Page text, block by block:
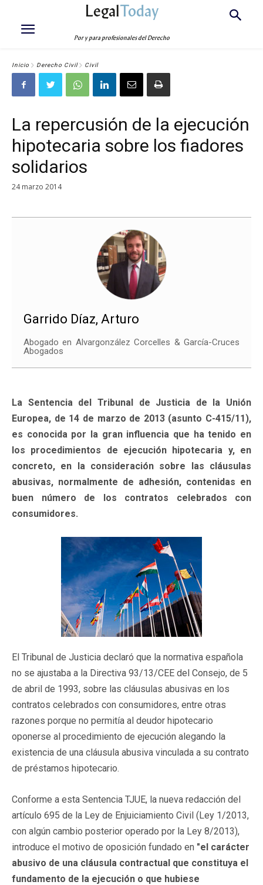
LegalToday
Por y para profesionales del Derecho
Inicio Derecho Civil Civil
La repercusión de la ejecución
hipotecaria sobre los fiadores
solidarios
24 marzo 2014
Garrido Díaz, Arturo
Abogado en Alvargonzález Corcelles & García-Cruces
Abogados
La Sentencia del Tribunal de Justicia de la Unión
Europea, de 14 de marzo de 2013 (asunto C-415/11),
es conocida por la gran influencia que ha tenido en
los procedimientos de ejecución hipotecaria y, en
concreto, en la consideración sobre las cláusulas
abusivas, normalmente de adhesión, contenidas en
buen número de los contratos celebrados con
consumidores.
El Tribunal de Justicia declaró que la normativa española
no se ajustaba a la Directiva 93/13/CEE del Consejo, de 5
de abril de 1993, sobre las cláusulas abusivas en los
contratos celebrados con consumidores, entre otras
razones porque no permitía al deudor hipotecario
oponerse al procedimiento de ejecución alegando la
existencia de una cláusula abusiva vinculada a su contrato
de préstamos hipotecario.
Conforme a esta Sentencia TJUE, la nueva redacción del
artículo 695 de la Ley de Enjuiciamiento Civil (Ley 1/2013,
con algún cambio posterior operado por la Ley 8/2013),
introduce el motivo de oposición fundado en "el carácter
abusivo de una cláusula contractual que constituya el
fundamento de la ejecución o que hubiese